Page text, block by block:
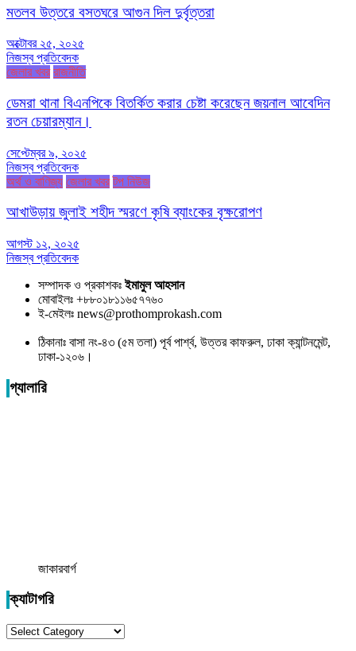
মতলব উত্তরে বসতঘরে আগুন দিল দুর্বৃত্তরা
অক্টোবর ২৫, ২০২৫
নিজস্ব প্রতিবেদক
জেলার খবর রাজনীতি
ডেমরা থানা বিএনপিকে বিতর্কিত করার চেষ্টা করেছেন জয়নাল আবেদিন
রতন চেয়ারম্যান।
সেপ্টেম্বর ৯, ২০২৫
নিজস্ব প্রতিবেদক
অর্থ ও বাণিজ্য জেলার খবর টপ নিউজ
আখাউড়ায় জুলাই শহীদ স্মরণে কৃষি ব্যাংকের বৃক্ষরোপণ
আগস্ট ১২, ২০২৫
নিজস্ব প্রতিবেদক
সম্পাদক ও প্রকাশকঃইমামুল আহসান
মোবাইলঃ +৮৮০১৮১১৬৫৭৭৬০
ই-মেইলঃ news@prothomprokash.com
ঠিকানাঃ বাসা নং-৪৩ (৫ম তলা) পূর্ব পার্শ্ব, উত্তর কাফরুল, ঢাকা ক্যান্টনমেন্ট,
ঢাকা-১২০৬।
গ্যালারি
জাকারবার্গ
ক্যাটাগরি
ক্যাটাগরি